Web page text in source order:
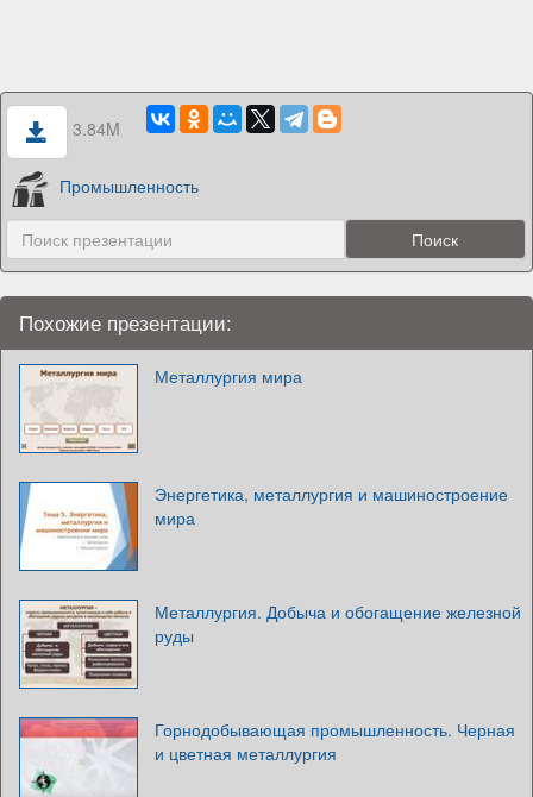
3.84M
Промышленность
Похожие презентации:
Металлургия мира
Энергетика, металлургия и машиностроение
мира
Металлургия. Добыча и обогащение железной
руды
Горнодобывающая промышленность. Черная
и цветная металлургия